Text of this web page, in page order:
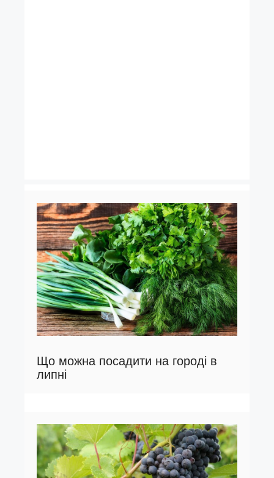
Що можна посадити на городі в
липні